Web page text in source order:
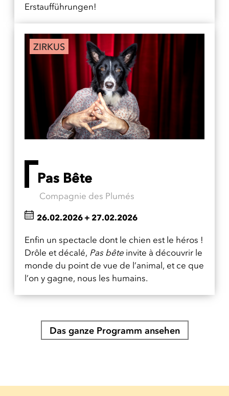
Erstaufführungen!
ZIRKUS
Pas Bête
Compagnie des Plumés
Enfin un spectacle dont le chien est le héros !
Drôle et décalé, Pas bête invite à découvrir le
monde du point de vue de l’animal, et ce que
l’on y gagne, nous les humains.
26.02.2026+ 27.02.2026
Das ganze Programm ansehen